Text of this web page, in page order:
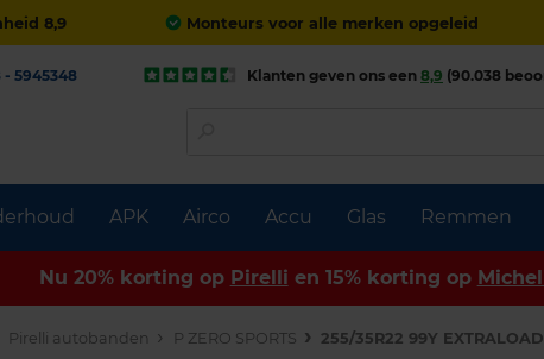
8,9 Monteurs voor alle merken opgeleid
APK Airco Accu Glas Remmen
- 5945348 Klanten geven ons een 8,9 (90.038
Nu 20% korting op Pirelli en 15% korting op
Pirelli autobanden P ZERO SPORTS 255/35R22 99Y EXTRALOAD